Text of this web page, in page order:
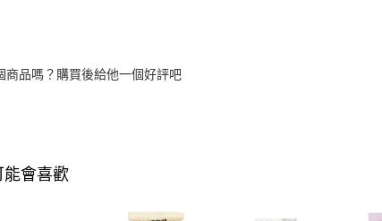
商品嗎？購買後給他一個好評吧
能會喜歡